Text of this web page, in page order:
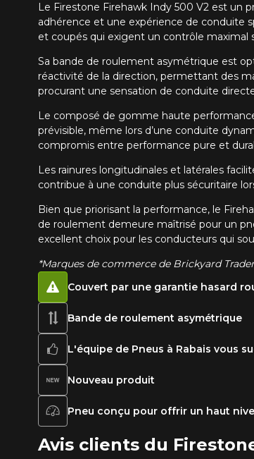
Le Firestone Firehawk Indy 500 V2 est un
adhérence et une expérience de conduite
et coupés qui exigent un contrôle maximal
Sa bande de roulement asymétrique est
réactivité de la direction, permettant des
procurant une sensation de conduite
Le composé de gomme haute
prévisible, même lors d’une conduite
compromis entre performance pure et
Les rainures longitudinales et latérales
contribue à une conduite plus sécuritaire
Bien que priorisant la performance, le
de roulement demeure maîtrisé pour un
excellent choix pour les conducteurs qui
*Marques de commerce de Brickyard
Bande de roulement asymétrique
L'équipe de Pneus à Rabais vous
Nouveau produit
Pneu conçu pour offrir un haut
Couvert par une garantie hasard
Avis clients du